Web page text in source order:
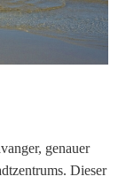
genauer
Dieser